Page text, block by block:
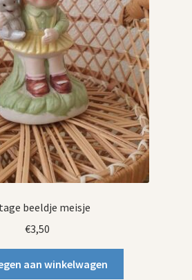
beeldje meisje
€3,50
aan winkelwagen